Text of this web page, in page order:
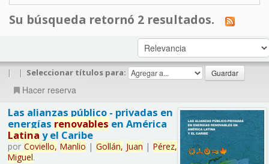
Su búsqueda retornó 2 resultados.
| | Seleccionar títulos para:
Hacer reserva
Las alianzas público - privadas en
energías renovables en América
Latina y el Caribe
por Coviello, Manlio | Gollán, Juan | Pérez,
Miguel.